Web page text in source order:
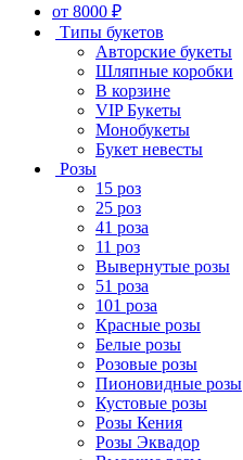
от 8000 ₽
Типы букетов
Авторские букеты
Шляпные коробки
В корзине
VIP Букеты
Монобукеты
Букет невесты
Розы
15 роз
25 роз
41 роза
11 роз
Вывернутые розы
51 роза
101 роза
Красные розы
Белые розы
Розовые розы
Пионовидные розы
Кустовые розы
Розы Кения
Розы Эквадор